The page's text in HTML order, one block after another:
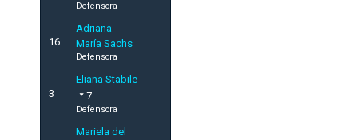
Defensora
16
Adriana
María Sachs
Defensora
3
Eliana Stabile
7
Defensora
Mariela del